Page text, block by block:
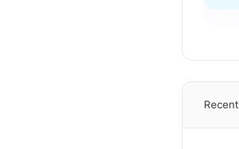
Recent